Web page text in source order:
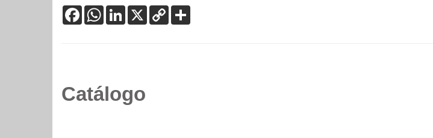
FacebookWhatsApp
LinkedIn
X Copy
Link
Catálogo